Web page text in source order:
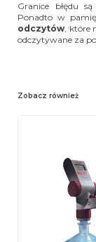
Granice błędu
Ponadto w
odczytów, które
odczytywane za
Zobacz również